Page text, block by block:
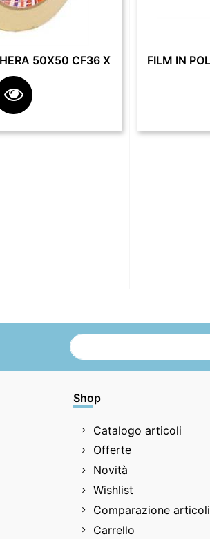
50X50 CF36 X
Shop
Catalogo articoli
Offerte
Novità
Wishlist
Comparazione articoli
Carrello